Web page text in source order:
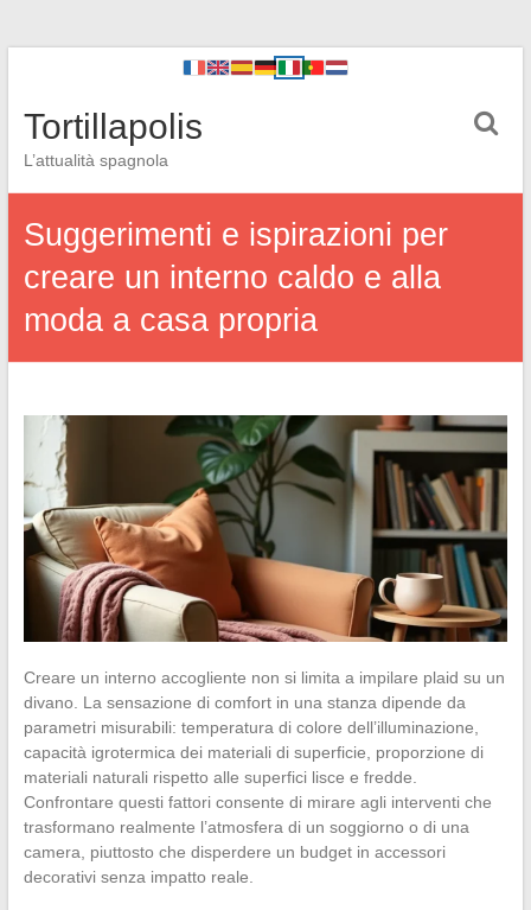
Tortillapolis
L’attualità spagnola
Suggerimenti e ispirazioni per
creare un interno caldo e alla
moda a casa propria
Creare un interno accogliente non si limita a impilare plaid su un
divano. La sensazione di comfort in una stanza dipende da
parametri misurabili: temperatura di colore dell’illuminazione,
capacità igrotermica dei materiali di superficie, proporzione di
materiali naturali rispetto alle superfici lisce e fredde.
Confrontare questi fattori consente di mirare agli interventi che
trasformano realmente l’atmosfera di un soggiorno o di una
camera, piuttosto che disperdere un budget in accessori
decorativi senza impatto reale.